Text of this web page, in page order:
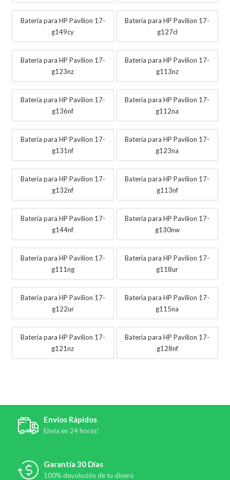
Batería para HP Pavilion 17-
g149cy
Batería para HP Pavilion 17-
g127cl
Batería para HP Pavilion 17-
g123nz
Batería para HP Pavilion 17-
g113nz
Batería para HP Pavilion 17-
g136nf
Batería para HP Pavilion 17-
g112na
Batería para HP Pavilion 17-
g131nf
Batería para HP Pavilion 17-
g123na
Batería para HP Pavilion 17-
g132nf
Batería para HP Pavilion 17-
g113nf
Batería para HP Pavilion 17-
g144nf
Batería para HP Pavilion 17-
g130nw
Batería para HP Pavilion 17-
g111ng
Batería para HP Pavilion 17-
g118ur
Batería para HP Pavilion 17-
g122ur
Batería para HP Pavilion 17-
g115na
Batería para HP Pavilion 17-
g121nz
Batería para HP Pavilion 17-
g128nf
Envíos Rápidos
Envía en 24 horas!
Garantía 30 Días
100% devolución de tu dinero